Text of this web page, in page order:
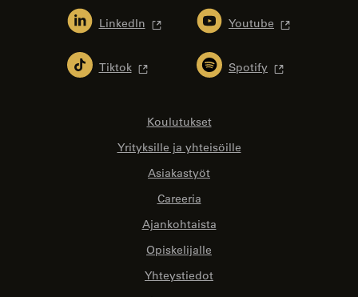
LinkedIn Youtube
Tiktok Spotify
Koulutukset
Yrityksille ja yhteisöille
Asiakastyöt
Careeria
Ajankohtaista
Opiskelijalle
Yhteystiedot